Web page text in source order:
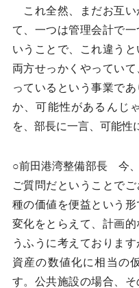
これ全然、まだお互い
て、一つは管理会計で
いうことで、これ違うと
両方せっかくやってい
っているという事業で
か、可能性があるんじ
を、部長に一言、可能性
○前田港湾整備部長 今
ご質問だということで
種の価値を便益という
変化をとらえて、計画
うふうに考えておりま
資産の数値化に相当の
す。公共施設の場合、